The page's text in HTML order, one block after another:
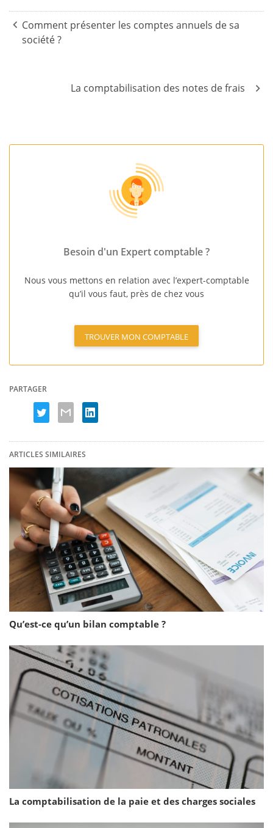
de
l’article
Comment présenter les comptes annuels de sa
société ?
La comptabilisation des notes de frais
Besoin d'un Expert comptable ?
Nous vous mettons en relation avec l’expert-comptable
qu’il vous faut, près de chez vous
TROUVER MON COMPTABLE
PARTAGER
ARTICLES SIMILAIRES
Qu’est-ce qu’un bilan comptable ?
La comptabilisation de la paie et des charges sociales